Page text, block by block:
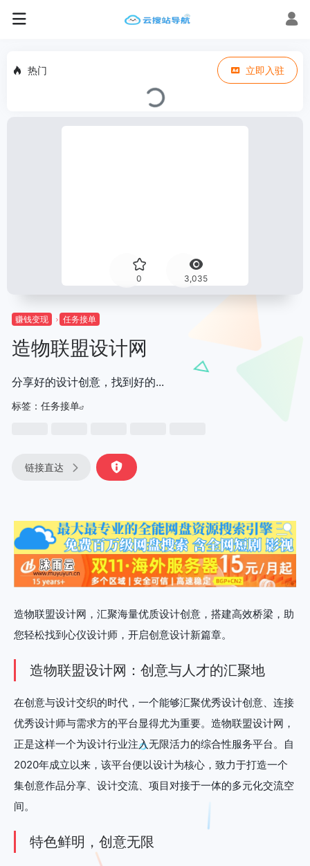
热门 立即入驻
0 3,035
赚钱变现 任务接单
造物联盟设计网
分享好的设计创意，找到好的...
标签： 任务接单
链接直达
造物联盟设计网，汇聚海量优质设计创意，搭建高效桥梁，助
您轻松找到心仪设计师，开启创意设计新篇章。
造物联盟设计网：创意与人才的汇聚地
在创意与设计交织的时代，一个能够汇聚优秀设计创意、连接
优秀设计师与需求方的平台显得尤为重要。造物联盟设计网，
正是这样一个为设计行业注入无限活力的综合性服务平台。自
2020年成立以来，该平台便以设计为核心，致力于打造一个
集创意作品分享、设计交流、项目对接于一体的多元化交流空
间。
特色鲜明，创意无限